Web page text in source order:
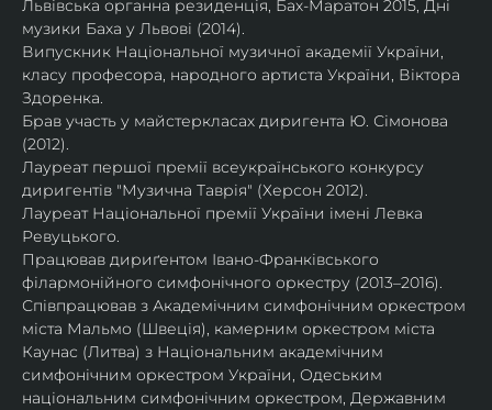
Львівська органна резиденція, Бах-Маратон 2015, Дні
музики Баха у Львові (2014).
Випускник Національної музичної академії України,
класу професора, народного артиста України, Віктора
Здоренка.
Брав участь у майстеркласах диригента Ю. Сімонова
(2012).
Лауреат першої премії всеукраїнського конкурсу
диригентів "Музична Таврія" (Херсон 2012).
Лауреат Національної премії України імені Левка
Ревуцького.
Працював дириґентом Івано-Франківського
філармонійного симфонічного оркестру (2013–2016).
Співпрацював з Академічним симфонічним оркестром
міста Мальмо (Швеція), камерним оркестром міста
Каунас (Литва) з Національним академічним
симфонічним оркестром України, Одеським
національним симфонічним оркестром, Державним